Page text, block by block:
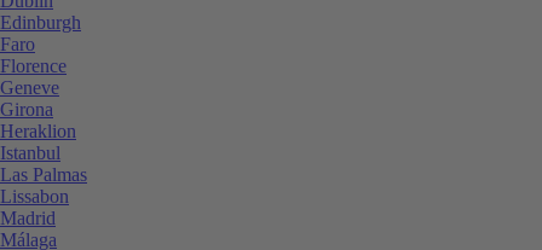
Edinburgh
Faro
Florence
Geneve
Girona
Heraklion
Istanbul
Las Palmas
Lissabon
Madrid
Málaga